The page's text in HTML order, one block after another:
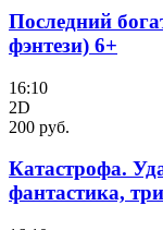
Последний
фэнтези) 6+
16:10
2D
200 руб.
Катастрофа.
фантастика,